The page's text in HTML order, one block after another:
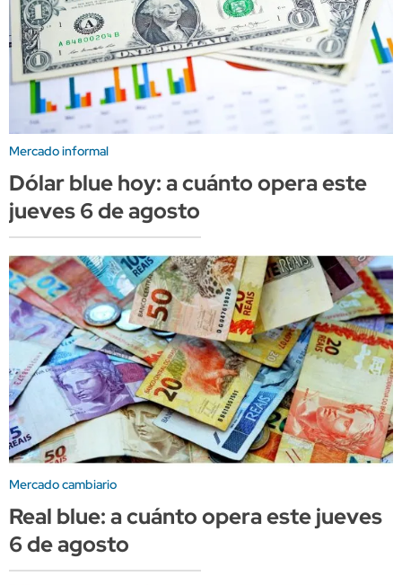
Mercado informal
Dólar blue hoy: a cuánto opera este
jueves 6 de agosto
Mercado cambiario
Real blue: a cuánto opera este jueves
6 de agosto